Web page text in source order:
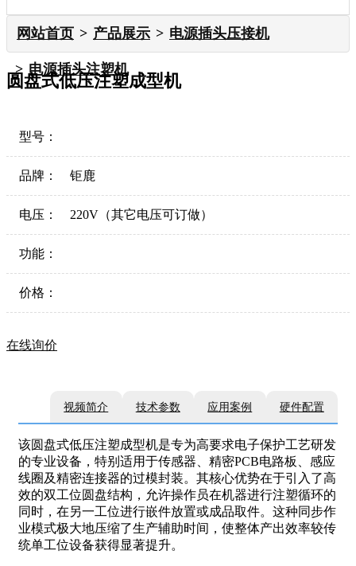
网站首页 产品展示 电源插头压接机
电源插头注塑机
圆盘式低压注塑成型机
型号：
品牌： 钜鹿
电压： 220V（其它电压可订做）
功能：
价格：
在线询价
视频简介 技术参数 应用案例 硬件配置
该圆盘式低压注塑成型机是专为高要求电子保护工艺研发
的专业设备，特别适用于传感器、精密PCB电路板、感应
线圈及精密连接器的过模封装。其核心优势在于引入了高
效的双工位圆盘结构，允许操作员在机器进行注塑循环的
同时，在另一工位进行嵌件放置或成品取件。这种同步作
业模式极大地压缩了生产辅助时间，使整体产出效率较传
统单工位设备获得显著提升。